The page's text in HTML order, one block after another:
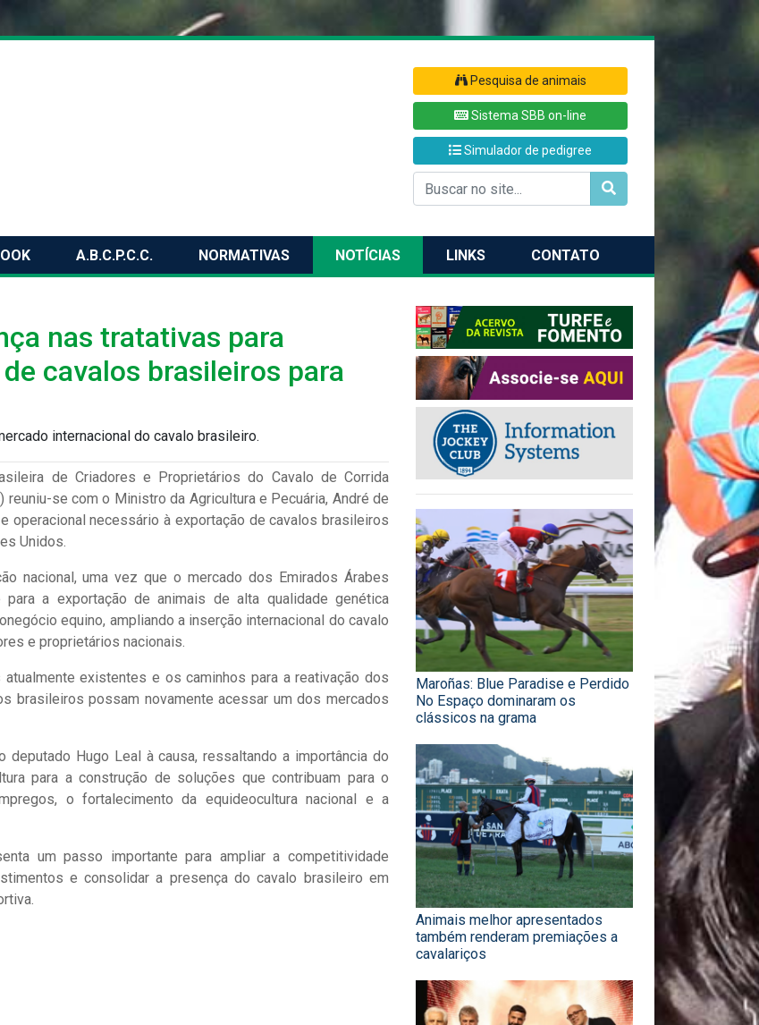
Pesquisa de animais
Sistema SBB on-line
Simulador de pedigree
A.B.C.P.C.C. NORMATIVAS NOTÍCIAS LINKS CONTATO
nas tratativas para
cavalos brasileiros para
internacional do cavalo brasileiro.
de Criadores e Proprietários do Cavalo de Corrida
se com o Ministro da Agricultura e Pecuária, André de
operacional necessário à exportação de cavalos brasileiros
Unidos.
nacional, uma vez que o mercado dos Emirados Árabes
para a exportação de animais de alta qualidade genética
equino, ampliando a inserção internacional do cavalo
e proprietários nacionais.
existentes e os caminhos para a reativação dos
brasileiros possam novamente acessar um dos mercados
Hugo Leal à causa, ressaltando a importância do
para a construção de soluções que contribuam para o
o fortalecimento da equideocultura nacional e a
um passo importante para ampliar a competitividade
e consolidar a presença do cavalo brasileiro em
Maroñas: Blue Paradise e Perdido
No Espaço dominaram os
clássicos na grama
Animais melhor apresentados
também renderam premiações a
cavalariços